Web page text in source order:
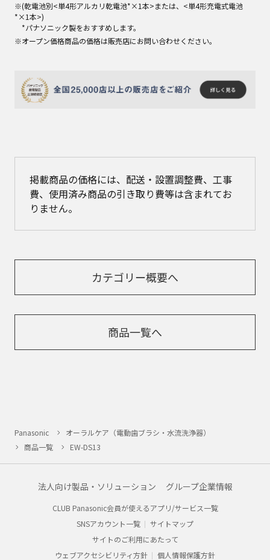
※(乾電池別<単4形アルカリ乾電池*×1本>または、<単4形充電式電池
*×1本>)
*パナソニック製をおすすめします。
※オープン価格商品の価格は販売店にお問い合わせください。
掲載商品の価格には、配送・設置調整費、工事
費、使用済み商品の引き取り費等は含まれてお
りません。
カテゴリー概要へ
商品一覧へ
Panasonic
オーラルケア（電動歯ブラシ・水流洗浄器）
商品一覧
EW-DS13
法人向け製品・ソリューション グループ企業情報
CLUB Panasonic会員が使えるアプリ/サービス一覧
SNSアカウント一覧
サイトマップ
サイトのご利用にあたって
ウェブアクセシビリティ方針
個人情報保護方針